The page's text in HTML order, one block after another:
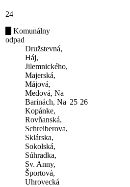
24
Komunálny
odpad
Družstevná,
Háj,
Jilemnického,
Majerská,
Májová,
Medová, Na
Barinách, Na
Kopánke,
Rovňanská,
Schreiberova,
Sklárska,
Sokolská,
Súhradka,
Sv. Anny,
Športová,
Uhrovecká
25 26